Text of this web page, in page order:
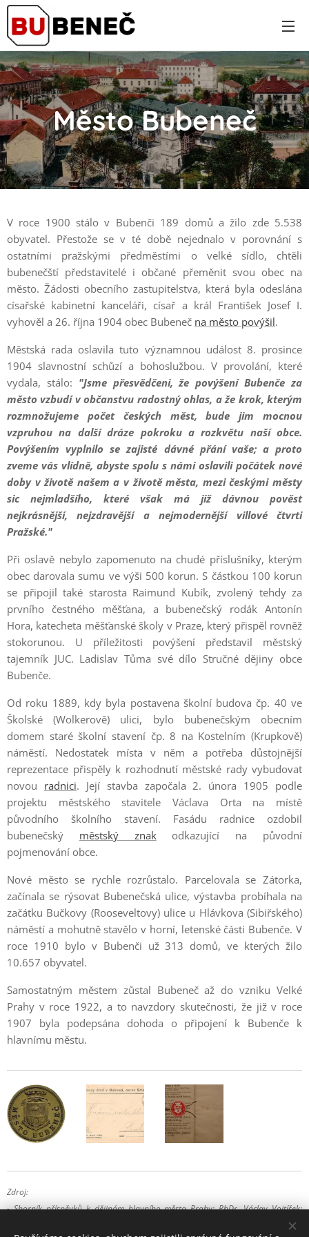
Město Bubeneč
V roce 1900 stálo v Bubenči 189 domů a žilo zde 5.538
obyvatel. Přestože se v té době nejednalo v porovnání s
ostatními pražskými předměstími o velké sídlo, chtěli
bubenečští představitelé i občané přeměnit svou obec na
město. Žádosti obecního zastupitelstva, která byla odeslána
císařské kabinetní kanceláři, císař a král František Josef I.
vyhověl a 26. října 1904 obec Bubeneč na město povýšil.
Městská rada oslavila tuto významnou událost 8. prosince
1904 slavnostní schůzí a bohoslužbou. V provolání, které
vydala, stálo: "Jsme přesvědčeni, že povýšení Bubenče za
město vzbudí v občanstvu radostný ohlas, a že krok, kterým
rozmnožujeme počet českých měst, bude jim mocnou
vzpruhou na další dráze pokroku a rozkvětu naší obce.
Povýšením vyplnilo se zajisté dávné přání vaše; a proto
zveme vás vlídně, abyste spolu s námi oslavili počátek nové
doby v životě našem a v životě města, mezi českými městy
sic nejmladšího, které však má již dávnou pověst
nejkrásnější, nejzdravější a nejmodernější villové čtvrti
Pražské."
Při oslavě nebylo zapomenuto na chudé příslušníky, kterým
obec darovala sumu ve výši 500 korun. S částkou 100 korun
se připojil také starosta Raimund Kubík, zvolený tehdy za
prvního čestného měšťana, a bubenečský rodák Antonín
Hora, katecheta měšťanské školy v Praze, který přispěl rovněž
stokorunou. U příležitosti povýšení představil městský
tajemník JUC. Ladislav Tůma své dílo Stručné dějiny obce
Bubenče.
Od roku 1889, kdy byla postavena školní budova čp. 40 ve
Školské (Wolkerově) ulici, bylo bubenečským obecním
domem staré školní stavení čp. 8 na Kostelním (Krupkově)
náměstí. Nedostatek místa v něm a potřeba důstojnější
reprezentace přispěly k rozhodnutí městské rady vybudovat
novou radnici. Její stavba započala 2. února 1905 podle
projektu městského stavitele Václava Orta na místě
původního školního stavení. Fasádu radnice ozdobil
bubenečský městský znakodkazující na původní
pojmenování obce.
Nové město se rychle rozrůstalo. Parcelovala se Zátorka,
začínala se rýsovat Bubenečská ulice, výstavba probíhala na
začátku Bučkovy (Rooseveltovy) ulice u Hlávkova (Sibiřského)
náměstí a mohutně stavělo v horní, letenské části Bubenče. V
roce 1910 bylo v Bubenči už 313 domů, ve kterých žilo
10.657 obyvatel.
Samostatným městem zůstal Bubeneč až do vzniku Velké
Prahy v roce 1922, a to navzdory skutečnosti, že již v roce
1907 byla podepsána dohoda o připojení k Bubenče k
hlavnímu městu.
Zdroj:
- Sborník příspěvků k dějinám hlavního města Prahy; PhDr. Václav Vojtíšek;